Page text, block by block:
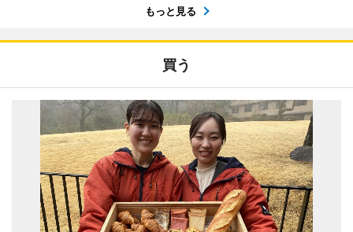
もっと見る
買う